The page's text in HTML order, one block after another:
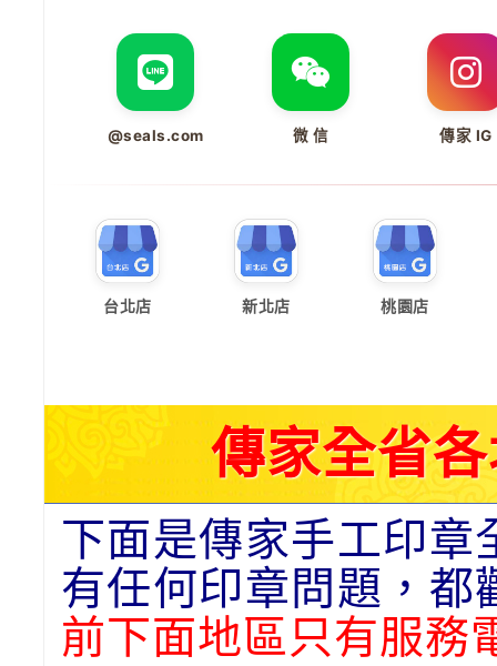
@seals.com 微 信 傳家 IG
台北店 新北店 桃園店
傳家全省
下面是傳家手工印章
有任何印章問題，都
前下面地區只有服務